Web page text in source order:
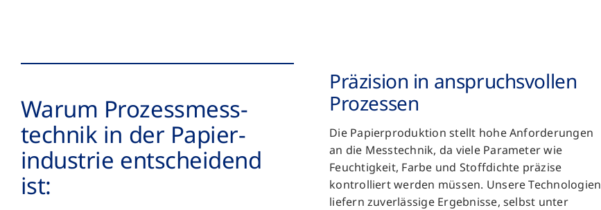
Warum Prozess­­mess­­
technik in der Papier­
industrie entscheidend
ist:
Präzision in anspruchs­vollen
Prozessen
Die Papierproduktion stellt hohe Anforderungen
an die Messtechnik, da viele Parameter wie
Feuchtigkeit, Farbe und Stoffdichte präzise
kontrolliert werden müssen. Unsere Technologien
liefern zuverlässige Ergebnisse, selbst unter